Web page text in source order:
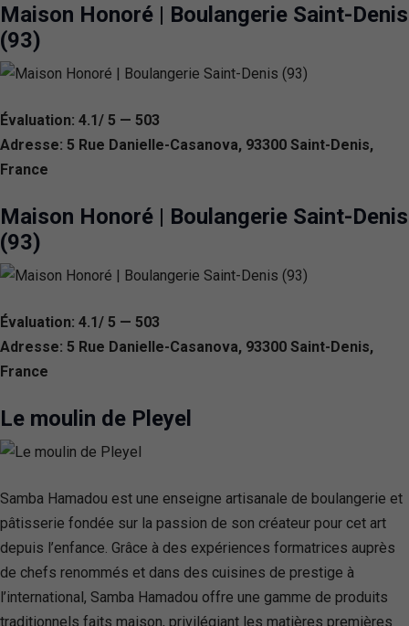
Maison Honoré | Boulangerie Saint-Denis
(93)
Évaluation: 4.1/ 5 — 503
Adresse: 5 Rue Danielle-Casanova, 93300 Saint-Denis,
France
Maison Honoré | Boulangerie Saint-Denis
(93)
Évaluation: 4.1/ 5 — 503
Adresse: 5 Rue Danielle-Casanova, 93300 Saint-Denis,
France
Le moulin de Pleyel
Samba Hamadou est une enseigne artisanale de boulangerie et
pâtisserie fondée sur la passion de son créateur pour cet art
depuis l’enfance. Grâce à des expériences formatrices auprès
de chefs renommés et dans des cuisines de prestige à
l’international, Samba Hamadou offre une gamme de produits
traditionnels faits maison, privilégiant les matières premières